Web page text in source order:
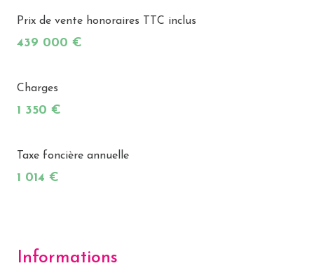
Prix de vente honoraires TTC inclus
439 000 €
Charges
1 350 €
Taxe foncière annuelle
1 014 €
Informations